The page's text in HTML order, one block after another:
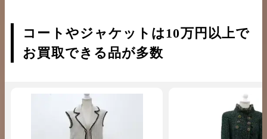
コートやジャケットは10万円以上で
お買取できる品が多数